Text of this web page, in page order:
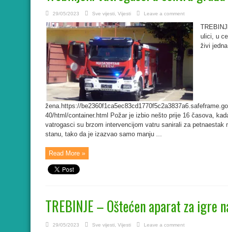
29/05/2023 Sve vijesti Vijesti Leave a comment
ulici, u
živi
žena.https://
40/html/container.html Požar je izbio nešto prije 16 časova,
vatrogasci su brzom intervencijom vatru sanirali za petnaestak
stanu, tako da je izazvao samo manju ...
Read More »
TREBINJE – Oštećen aparat za igre
29/05/2023 Sve vijesti Vijesti Leave a comment